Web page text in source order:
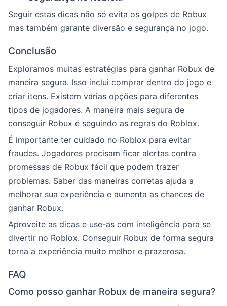
Seguir estas dicas não só evita os golpes de Robux
mas também garante diversão e segurança no jogo.
Conclusão
Exploramos muitas estratégias para ganhar Robux de
maneira segura. Isso inclui comprar dentro do jogo e
criar itens. Existem várias opções para diferentes
tipos de jogadores. A maneira mais segura de
conseguir Robux é seguindo as regras do Roblox.
É importante ter cuidado no Roblox para evitar
fraudes. Jogadores precisam ficar alertas contra
promessas de Robux fácil que podem trazer
problemas. Saber das maneiras corretas ajuda a
melhorar sua experiência e aumenta as chances de
ganhar Robux.
Aproveite as dicas e use-as com inteligência para se
divertir no Roblox. Conseguir Robux de forma segura
torna a experiência muito melhor e prazerosa.
FAQ
Como posso ganhar Robux de maneira segura?